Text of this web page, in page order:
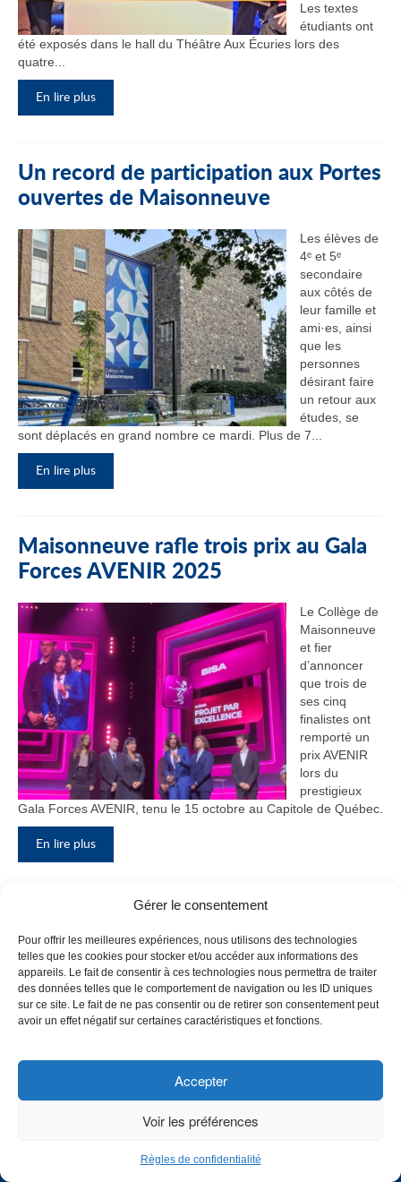
Gérer le consentement
Pour offrir les meilleures expériences, nous utilisons des technologies
telles que les cookies pour stocker et/ou accéder aux informations des
appareils. Le fait de consentir à ces technologies nous permettra de traiter
des données telles que le comportement de navigation ou les ID uniques
sur ce site. Le fait de ne pas consentir ou de retirer son consentement peut
avoir un effet négatif sur certaines caractéristiques et fonctions.
Accepter
Voir les préférences
Règles de confidentialité
Les textes
étudiants ont
été exposés dans le hall du Théâtre Aux Écuries lors des
quatre...
En lire plus
Un record de participation aux Portes
ouvertes de Maisonneuve
Les élèves de
4ᵉ et 5ᵉ
secondaire
aux côtés de
leur famille et
ami·es, ainsi
que les
personnes
désirant faire
un retour aux
études, se
sont déplacés en grand nombre ce mardi. Plus de 7...
En lire plus
Maisonneuve rafle trois prix au Gala
Forces AVENIR 2025
Le Collège de
Maisonneuve
et fier
d’annoncer
que trois de
ses cinq
finalistes ont
remporté un
prix AVENIR
lors du
prestigieux
Gala Forces AVENIR, tenu le 15 octobre au Capitole de Québec.
En lire plus
bloc F
Le Collège de
Maisonneuve
a inauguré
CHOISISSEZ UN PROFIL